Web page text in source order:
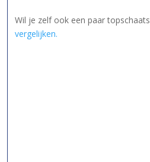
Wil je zelf ook een paar
vergelijken.